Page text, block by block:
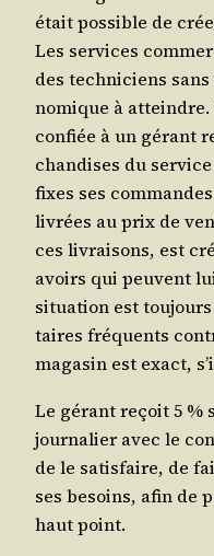
était pos­sible de
Les ser­vices
des tech­ni­ciens
no­mique à
confiée à un gérant
chan­dises du
fixes ses
livrées au prix de
ces livrai­sons, est
avoirs qui peuvent
situa­tion est
taires fré­quents
maga­sin est exact,
Le gérant reçoit 5 %
jour­na­lier avec le
de le satis­faire, de
ses besoins, afin de
haut point.